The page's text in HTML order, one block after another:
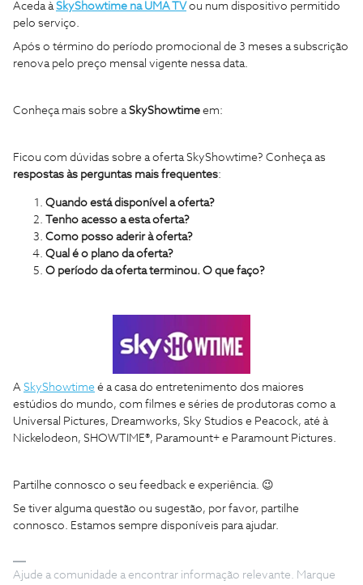
Aceda àSkyShowtime na UMA TV ou num dispositivo permitido
pelo serviço.
Após o término do período promocional de 3 meses a subscrição
renova pelo preço mensal vigente nessa data.
Conheça mais sobre aSkyShowtime em:
Ficou com dúvidas sobre a oferta SkyShowtime? Conheça as
respostas às perguntas mais frequentes:
Quando está disponível a oferta?
Tenho acesso a esta oferta?
Como posso aderir à oferta?
Qual é o plano da oferta?
O período da oferta terminou. O que faço?
A SkyShowtime é a casa do entretenimento dos maiores
estúdios do mundo, com filmes e séries de produtoras como a
Universal Pictures, Dreamworks, Sky Studios e Peacock, até à
Nickelodeon, SHOWTIME®, Paramount+ e Paramount Pictures.
Partilhe connosco o seu feedback e experiência. 😉
Se tiver alguma questão ou sugestão, por favor, partilhe
connosco. Estamos sempre disponíveis para ajudar.
Ajude a comunidade a encontrar informação relevante. Marque